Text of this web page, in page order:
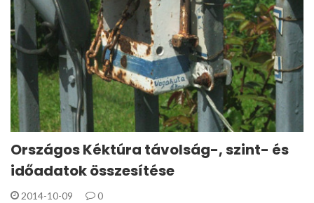
Országos Kéktúra távolság-, szint- és
időadatok összesítése
2014-10-09 0